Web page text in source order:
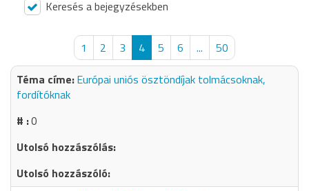
Keresés a bejegyzésekben
1 2 3 4 5 6 ...
50
Európai uniós ösztöndíjak tolmácsoknak,
fordítóknak
0